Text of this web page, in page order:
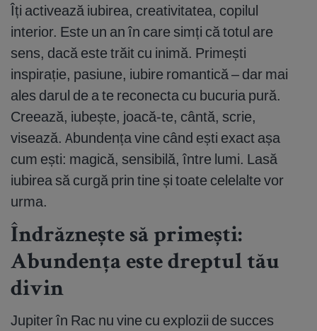
Îți activează iubirea, creativitatea, copilul
interior. Este un an în care simți că totul are
sens, dacă este trăit cu inimă. Primești
inspirație, pasiune, iubire romantică – dar mai
ales darul de a te reconecta cu bucuria pură.
Creează, iubește, joacă-te, cântă, scrie,
visează. Abundența vine când ești exact așa
cum ești: magică, sensibilă, între lumi. Lasă
iubirea să curgă prin tine și toate celelalte vor
urma.
Îndrăznește să primești:
Abundența este dreptul tău
divin
Jupiter în Rac nu vine cu explozii de succes